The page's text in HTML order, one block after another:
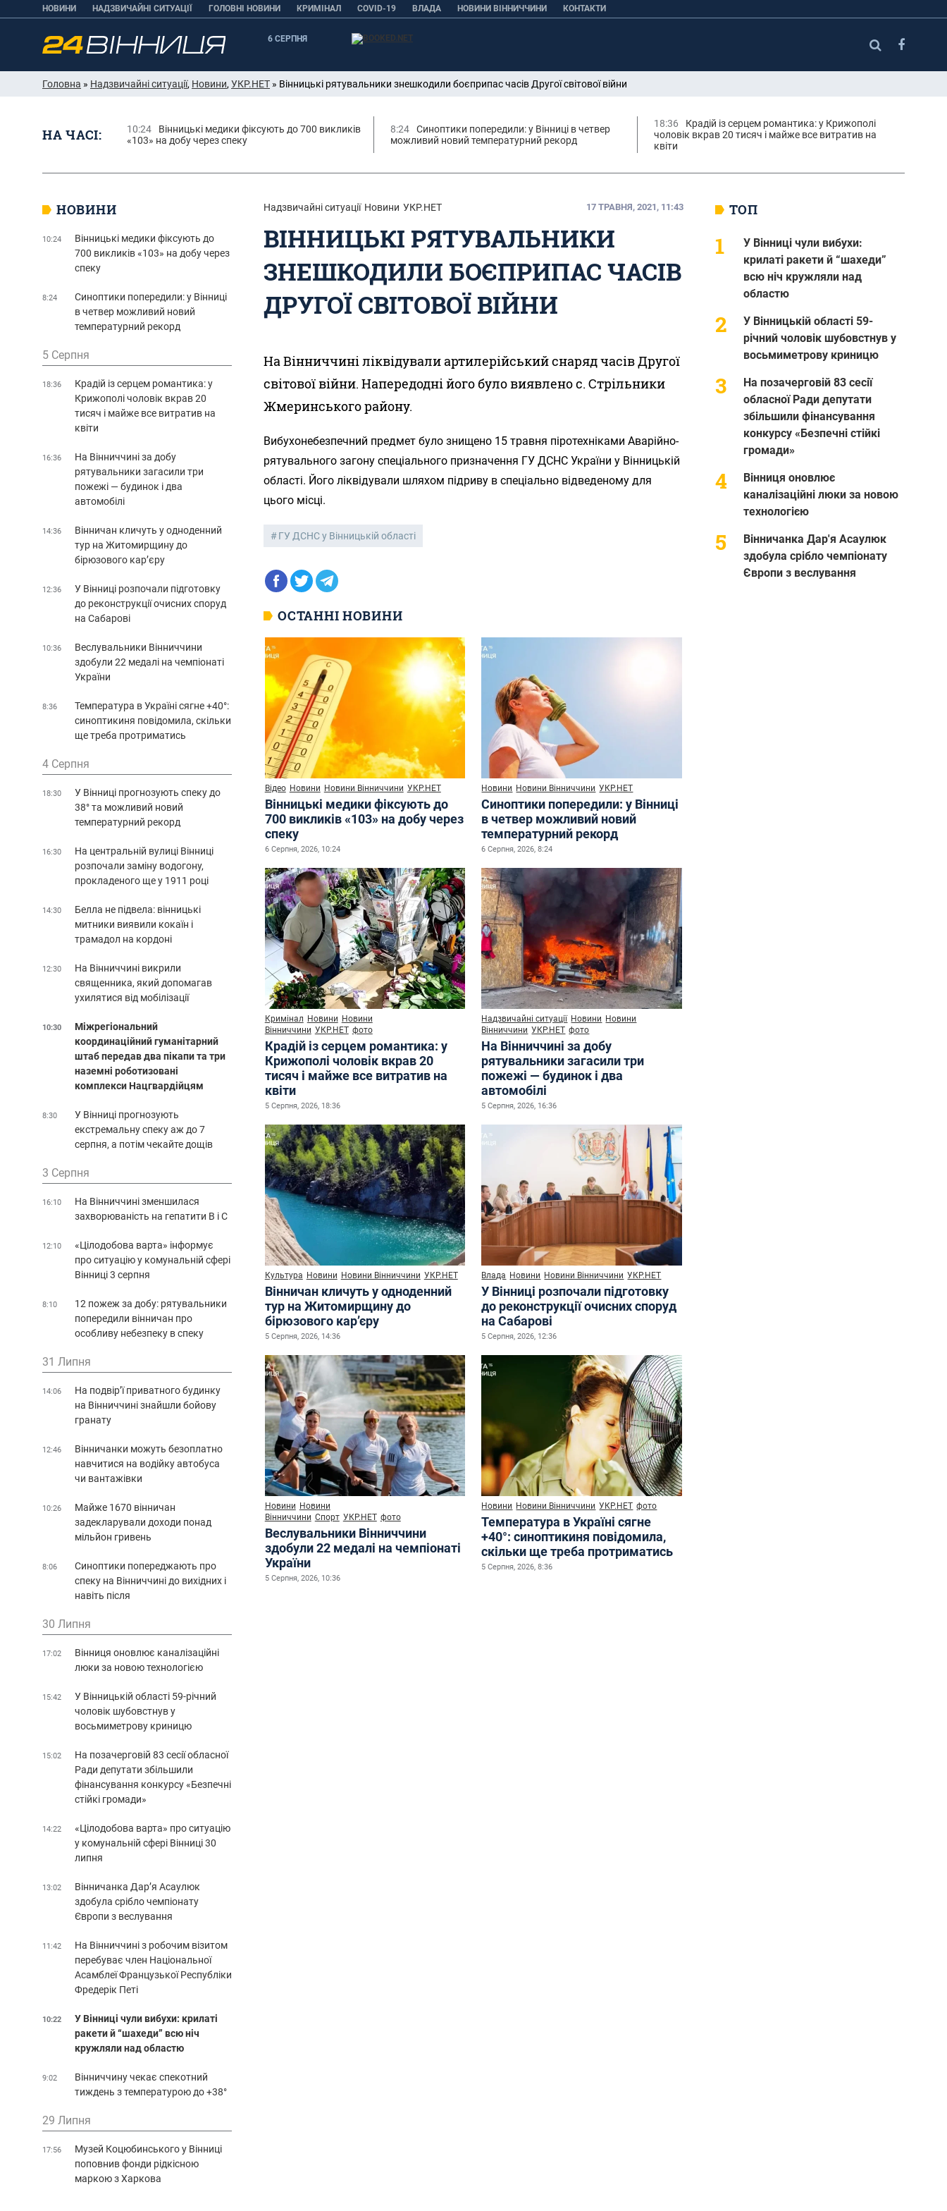
НОВИНИ НАДЗВИЧАЙНІ СИТУАЦІЇ ГОЛОВНІ НОВИНИ КРИМІНАЛ COVID-19 ВЛАДА НОВИНИ ВІННИЧЧИНИ КОНТАКТИ
6 СЕРПНЯ
Головна » Надзвичайні ситуації, Новини, УКР.НЕТ » Вінницькі рятувальники знешкодили боєприпас часів Другої світової війни
НА ЧАСІ: 10:24
Вінницькі медики фіксують до 700 викликів
«103» на добу через спеку
8:24
Синоптики попередили: у Вінниці в четвер
можливий новий температурний рекорд
18:36
Крадій із серцем романтика: у Крижополі
чоловік вкрав 20 тисяч і майже все витратив на
квіти
Надзвичайні ситуації Новини УКР.НЕТ 17 ТРАВНЯ, 2021, 11:43
ВІННИЦЬКІ РЯТУВАЛЬНИКИ
ЗНЕШКОДИЛИ БОЄПРИПАС ЧАСІВ
ДРУГОЇ СВІТОВОЇ ВІЙНИ
На Вінниччині ліквідували артилерійський снаряд часів Другої
світової війни. Напередодні його було виявлено с. Стрільники
Жмеринського району.
Вибухонебезпечний предмет було знищено 15 травня піротехніками Аварійно-
рятувального загону спеціального призначення ГУ ДСНС України у Вінницькій
області. Його ліквідували шляхом підриву в спеціально відведеному для
цього місці.
ГУ ДСНС у Вінницькій області
ОСТАННІ НОВИНИ
Відео Новини Новини Вінниччини УКР.НЕТ
Вінницькі медики фіксують до
700 викликів «103» на добу через
спеку
6 Серпня, 2026, 10:24
Новини Новини Вінниччини УКР.НЕТ
Синоптики попередили: у Вінниці
в четвер можливий новий
температурний рекорд
6 Серпня, 2026, 8:24
Кримінал Новини Новини
Вінниччини УКР.НЕТ фото
Крадій із серцем романтика: у
Крижополі чоловік вкрав 20
тисяч і майже все витратив на
квіти
5 Серпня, 2026, 18:36
Надзвичайні ситуації Новини Новини
Вінниччини УКР.НЕТ фото
На Вінниччині за добу
рятувальники загасили три
пожежі — будинок і два
автомобілі
5 Серпня, 2026, 16:36
Культура Новини Новини Вінниччини УКР.НЕТ
Вінничан кличуть у одноденний
тур на Житомирщину до
бірюзового кар’єру
5 Серпня, 2026, 14:36
Влада Новини Новини Вінниччини УКР.НЕТ
У Вінниці розпочали підготовку
до реконструкції очисних споруд
на Сабарові
5 Серпня, 2026, 12:36
Новини Новини
Вінниччини Спорт УКР.НЕТ фото
Веслувальники Вінниччини
здобули 22 медалі на чемпіонаті
України
5 Серпня, 2026, 10:36
Новини Новини Вінниччини УКР.НЕТ фото
Температура в Україні сягне
+40°: синоптикиня повідомила,
скільки ще треба протриматись
5 Серпня, 2026, 8:36
ТОП
У Вінниці чули вибухи:
крилаті ракети й “шахеди”
всю ніч кружляли над
областю
У Вінницькій області 59-
річний чоловік шубовстнув у
восьмиметрову криницю
На позачерговій 83 сесії
обласної Ради депутати
збільшили фінансування
конкурсу «Безпечні стійкі
громади»
Вінниця оновлює
каналізаційні люки за новою
технологією
Вінничанка Дар'я Асаулюк
здобула срібло чемпіонату
Європи з веслування
НОВИНИ
10:24
Вінницькі медики фіксують до
700 викликів «103» на добу через
спеку
8:24
Синоптики попередили: у Вінниці
в четвер можливий новий
температурний рекорд
5 Серпня
18:36
Крадій із серцем романтика: у
Крижополі чоловік вкрав 20
тисяч і майже все витратив на
квіти
16:36
На Вінниччині за добу
рятувальники загасили три
пожежі — будинок і два
автомобілі
14:36
Вінничан кличуть у одноденний
тур на Житомирщину до
бірюзового кар’єру
12:36
У Вінниці розпочали підготовку
до реконструкції очисних споруд
на Сабарові
10:36
Веслувальники Вінниччини
здобули 22 медалі на чемпіонаті
України
8:36
Температура в Україні сягне +40°:
синоптикиня повідомила, скільки
ще треба протриматись
4 Серпня
18:30
У Вінниці прогнозують спеку до
38° та можливий новий
температурний рекорд
16:30
На центральній вулиці Вінниці
розпочали заміну водогону,
прокладеного ще у 1911 році
14:30
Белла не підвела: вінницькі
митники виявили кокаїн і
трамадол на кордоні
12:30
На Вінниччині викрили
священника, який допомагав
ухилятися від мобілізації
10:30
Міжрегіональний
координаційний гуманітарний
штаб передав два пікапи та три
наземні роботизовані
комплекси Нацгвардійцям
8:30
У Вінниці прогнозують
екстремальну спеку аж до 7
серпня, а потім чекайте дощів
3 Серпня
16:10
На Вінниччині зменшилася
захворюваність на гепатити В і С
12:10
«Цілодобова варта» інформує
про ситуацію у комунальній сфері
Вінниці 3 серпня
8:10
12 пожеж за добу: рятувальники
попередили вінничан про
особливу небезпеку в спеку
31 Липня
14:06
На подвір’ї приватного будинку
на Вінниччині знайшли бойову
гранату
12:46
Вінничанки можуть безоплатно
навчитися на водійку автобуса
чи вантажівки
10:26
Майже 1670 вінничан
задекларували доходи понад
мільйон гривень
8:06
Синоптики попереджають про
спеку на Вінниччині до вихідних і
навіть після
30 Липня
17:02
Вінниця оновлює каналізаційні
люки за новою технологією
15:42
У Вінницькій області 59-річний
чоловік шубовстнув у
восьмиметрову криницю
15:02
На позачерговій 83 сесії обласної
Ради депутати збільшили
фінансування конкурсу «Безпечні
стійкі громади»
14:22
«Цілодобова варта» про ситуацію
у комунальній сфері Вінниці 30
липня
13:02
Вінничанка Дар’я Асаулюк
здобула срібло чемпіонату
Європи з веслування
11:42
На Вінниччині з робочим візитом
перебуває член Національної
Асамблеї Французької Республіки
Фредерік Петі
10:22
У Вінниці чули вибухи: крилаті
ракети й “шахеди” всю ніч
кружляли над областю
9:02
Вінниччину чекає спекотний
тиждень з температурою до +38°
29 Липня
17:56
Музей Коцюбинського у Вінниці
поповнив фонди рідкісною
маркою з Харкова